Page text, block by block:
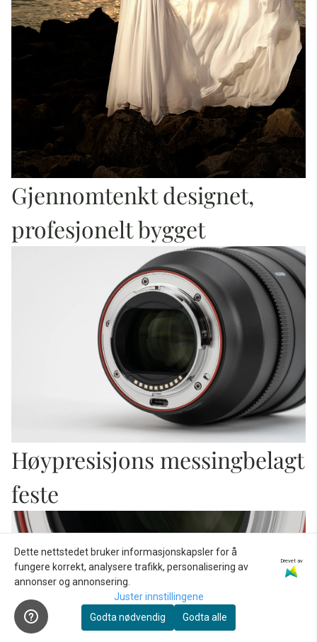
Gjennomtenkt designet,
profesjonelt bygget
Høypresisjons messingbelagt
feste
Dette nettstedet bruker informasjonskapsler for å
fungere korrekt, analysere trafikk, personalisering av
annonser og annonsering.
Drevet av
Juster innstillingene
Godta nødvendig
Godta alle